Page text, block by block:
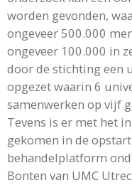
worden gevonden,
ongeveer 500.000
ongeveer 100.000 in
door de stichting een
opgezet waarin 6
samenwerken op vijf
Tevens is er met het
gekomen in de
behandelplatform
Bonten van UMC